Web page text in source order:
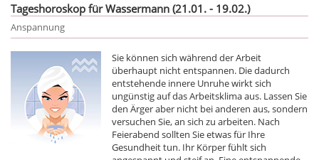
Tageshoroskop für Wassermann (21.01. - 19.02.)
Anspannung
Sie können sich während der Arbeit
überhaupt nicht entspannen. Die dadurch
entstehende innere Unruhe wirkt sich
ungünstig auf das Arbeitsklima aus. Lassen Sie
den Ärger aber nicht bei anderen aus, sondern
versuchen Sie, an sich zu arbeiten. Nach
Feierabend sollten Sie etwas für Ihre
Gesundheit tun. Ihr Körper fühlt sich